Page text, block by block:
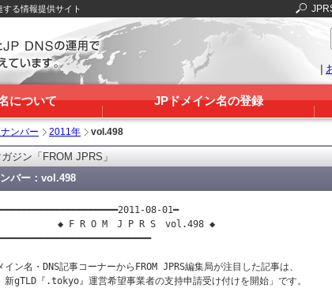
る情報提供サイト
|
について JPドメイン名の登録
ンバー 2011年 vol.498
ジン「FROM JPRS」
バー：vol.498
08-01━
O M　J P R S　vol.498 ◆
イン名・DNS記事コーナーからFROM JPRS編集局が注目した記事は、
新gTLD『.tokyo』運営希望事業者の支持申請受け付けを開始」です。